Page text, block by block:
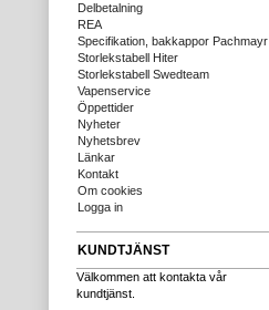
Delbetalning
REA
Specifikation, bakkappor Pachmayr
Storlekstabell Hiter
Storlekstabell Swedteam
Vapenservice
Öppettider
Nyheter
Nyhetsbrev
Länkar
Kontakt
Om cookies
Logga in
KUNDTJÄNST
Välkommen att kontakta vår
kundtjänst.